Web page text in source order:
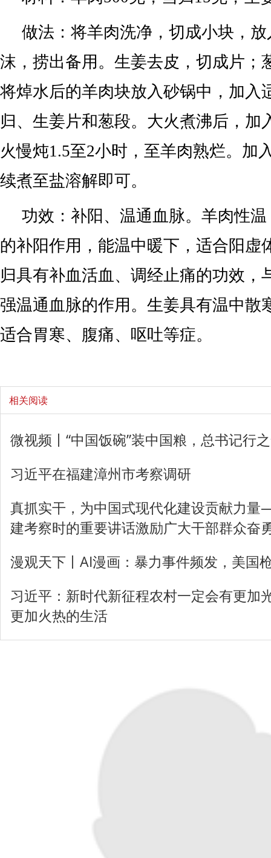
做法：将羊肉洗净，切成小块，
沫，捞出备用。生姜去皮，切成片；
将焯水后的羊肉块放入砂锅中，加入
归、生姜片和葱段。大火煮沸后，加
火慢炖1.5至2小时，至羊肉熟烂。加
续煮至盐溶解即可。
功效：补阳、温通血脉。羊肉性
的补阳作用，能温中暖下，适合阳虚
归具有补血活血、调经止痛的功效，
强温通血脉的作用。生姜具有温中散
适合胃寒、腹痛、呕吐等症。
相关阅读
微视频丨“中国饭碗”装中国粮，总书记行
习近平在福建漳州市考察调研
真抓实干，为中国式现代化建设贡献力
建考察时的重要讲话激励广大干部群众奋
漫观天下丨AI漫画：暴力事件频发，美国
习近平：新时代新征程农村一定会有更加
更加火热的生活